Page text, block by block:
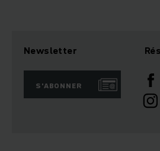
Newsletter
S'ABONNER